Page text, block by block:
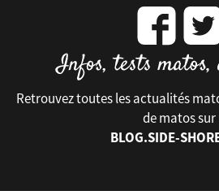
Retrouvez toutes les actualités
de matos sur
BLOG.SIDE-